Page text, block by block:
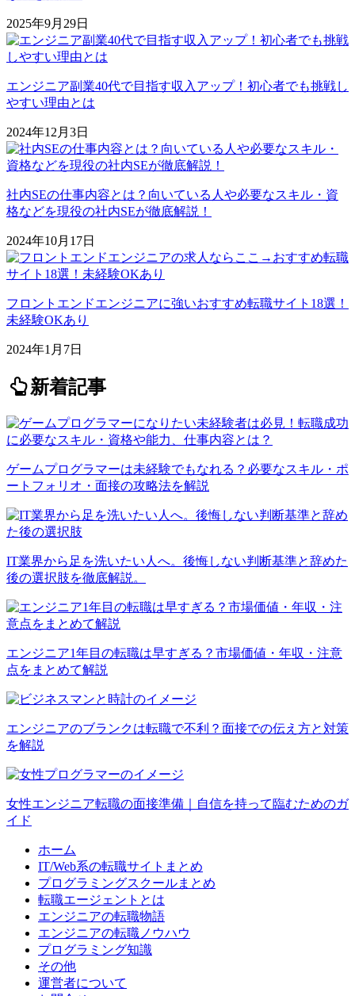
2025年9月29日
エンジニア副業40代で目指す収入アップ！初心者でも挑戦し
やすい理由とは
2024年12月3日
社内SEの仕事内容とは？向いている人や必要なスキル・資
格などを現役の社内SEが徹底解説！
2024年10月17日
フロントエンドエンジニアに強いおすすめ転職サイト18選！
未経験OKあり
2024年1月7日
新着記事
ゲームプログラマーは未経験でもなれる？必要なスキル・ポ
ートフォリオ・面接の攻略法を解説
IT業界から足を洗いたい人へ。後悔しない判断基準と辞めた
後の選択肢を徹底解説。
エンジニア1年目の転職は早すぎる？市場価値・年収・注意
点をまとめて解説
エンジニアのブランクは転職で不利？面接での伝え方と対策
を解説
女性エンジニア転職の面接準備｜自信を持って臨むためのガ
イド
ホーム
IT/Web系の転職サイトまとめ
プログラミングスクールまとめ
転職エージェントとは
エンジニアの転職物語
エンジニアの転職ノウハウ
プログラミング知識
その他
運営者について